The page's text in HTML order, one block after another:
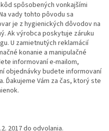
spôsobených vonkajšími
vady tohto pôvodu sa
je z hygienických dôvodov na
Ak výrobca poskytuje záruku
U zamietnutých reklamácií
konanie a manipulačné
informovaní e-mailom,
objednávky budete informovaní
Ďakujeme Vám za čas, ktorý ste
2017 do odvolania.